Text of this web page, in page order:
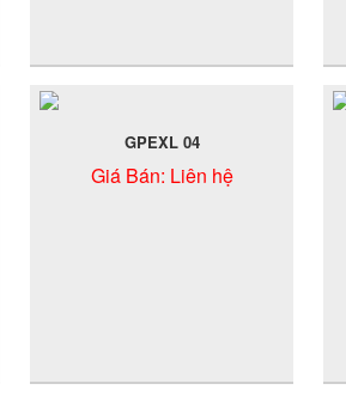
GPEXL 04
Giá Bán: Liên hệ